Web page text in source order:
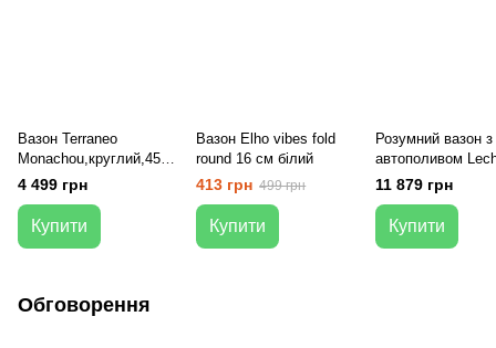
Вазон Terraneo
Monachou,круглий,45x4
0 см Теракотовий
4 499 грн
Купити
Вазон Elho vibes fold
round 16 см білий
413 грн 499 грн
Купити
Розумний вазон з
автополивом
CANTO Stone 30
LED графітовий
11 879 грн
Купити
Обговорення